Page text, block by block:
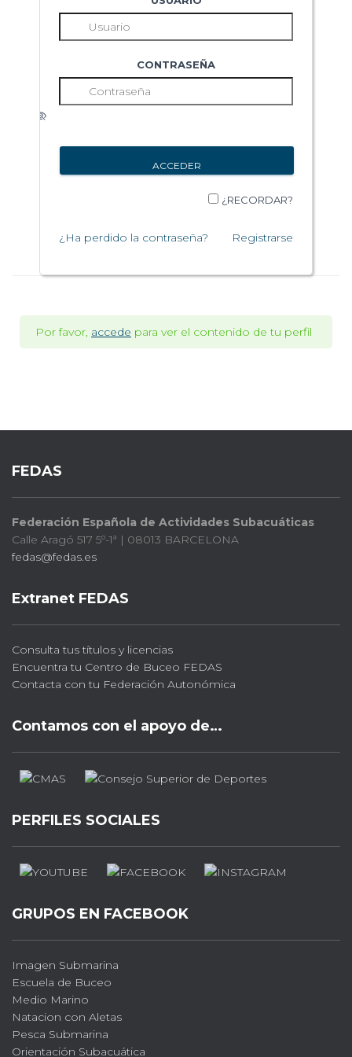
CONTRASEÑA
¿RECORDAR?
¿Ha perdido la contraseña? Registrarse
Por favor, accede para ver el contenido de tu perfil
FEDAS
Federación Española de Actividades Subacuáticas
Calle Aragó 517 5º-1ª | 08013 BARCELONA
fedas@fedas.es
Extranet FEDAS
Consulta tus títulos y licencias
Encuentra tu Centro de Buceo FEDAS
Contacta con tu Federación Autonómica
Contamos con el apoyo de…
PERFILES SOCIALES
GRUPOS EN FACEBOOK
Imagen Submarina
Escuela de Buceo
Medio Marino
Natacion con Aletas
Pesca Submarina
Orientación Subacuática